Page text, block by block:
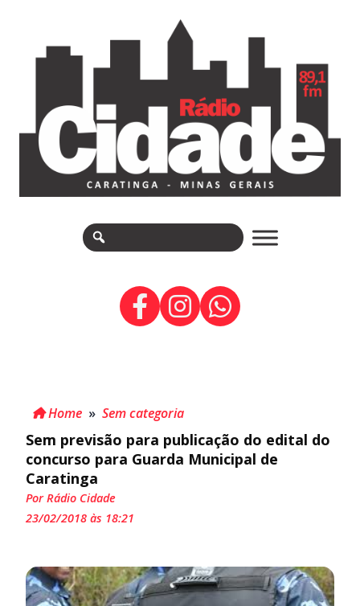
Home » Sem categoria
Sem previsão para publicação do edital do
concurso para Guarda Municipal de
Caratinga
Por Rádio Cidade
23/02/2018 às 18:21